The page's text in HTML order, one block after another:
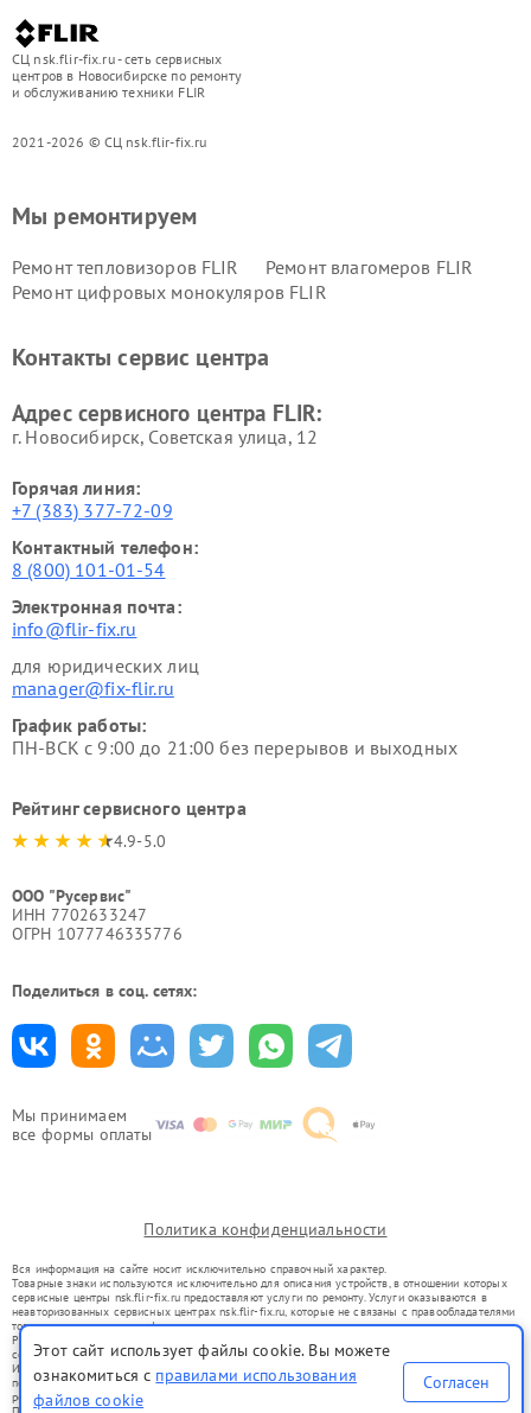
СЦ nsk.flir-fix.ru - сеть сервисных
центров в Новосибирске по ремонту
и обслуживанию техники FLIR
2021-2026 © СЦ nsk.flir-fix.ru
Мы принимаем
все формы оплаты
Мы ремонтируем
Ремонт тепловизоров FLIR
Ремонт влагомеров FLIR
Ремонт цифровых монокуляров FLIR
Контакты сервис центра
Адрес сервисного центра FLIR:
г. Новосибирск, Советская улица, 12
Горячая линия:
+7 (383) 377-72-09
Контактный телефон:
8 (800) 101-01-54
Электронная почта:
info@flir-fix.ru
для юридических лиц
manager@fix-flir.ru
График работы:
ПН-ВСК с 9:00 до 21:00 без перерывов и выходных
Рейтинг сервисного центра
4.9-5.0
ООО "Русервис"
ИНН 7702633247
ОГРН 1077746335776
Поделиться в соц. сетях:
Политика конфиденциальности
Вся информация на сайте носит исключительно справочный характер.
Товарные знаки используются исключительно для описания устройств, в отношении которых
сервисные центры nsk.flir-fix.ru предоставляют услуги по ремонту. Услуги оказываются в
неавторизованных сервисных центрах nsk.flir-fix.ru, которые не связаны с правообладателями
товарных знаков или их официальными представителями.
Ремонт осуществляется для устройств, уже введенных в гражданский оборот в соответствии
со статьей 1487 ГК РФ.
Использование товарных знаков не преследует цели индивидуализации услуг или введения
потребителей в заблуждение, а служит для информирования о предоставляемых услугах по
ремонту техники указанных брендов.
Этот сайт использует файлы cookie. Вы можете
ознакомиться с правилами использования
файлов cookie
Согласен